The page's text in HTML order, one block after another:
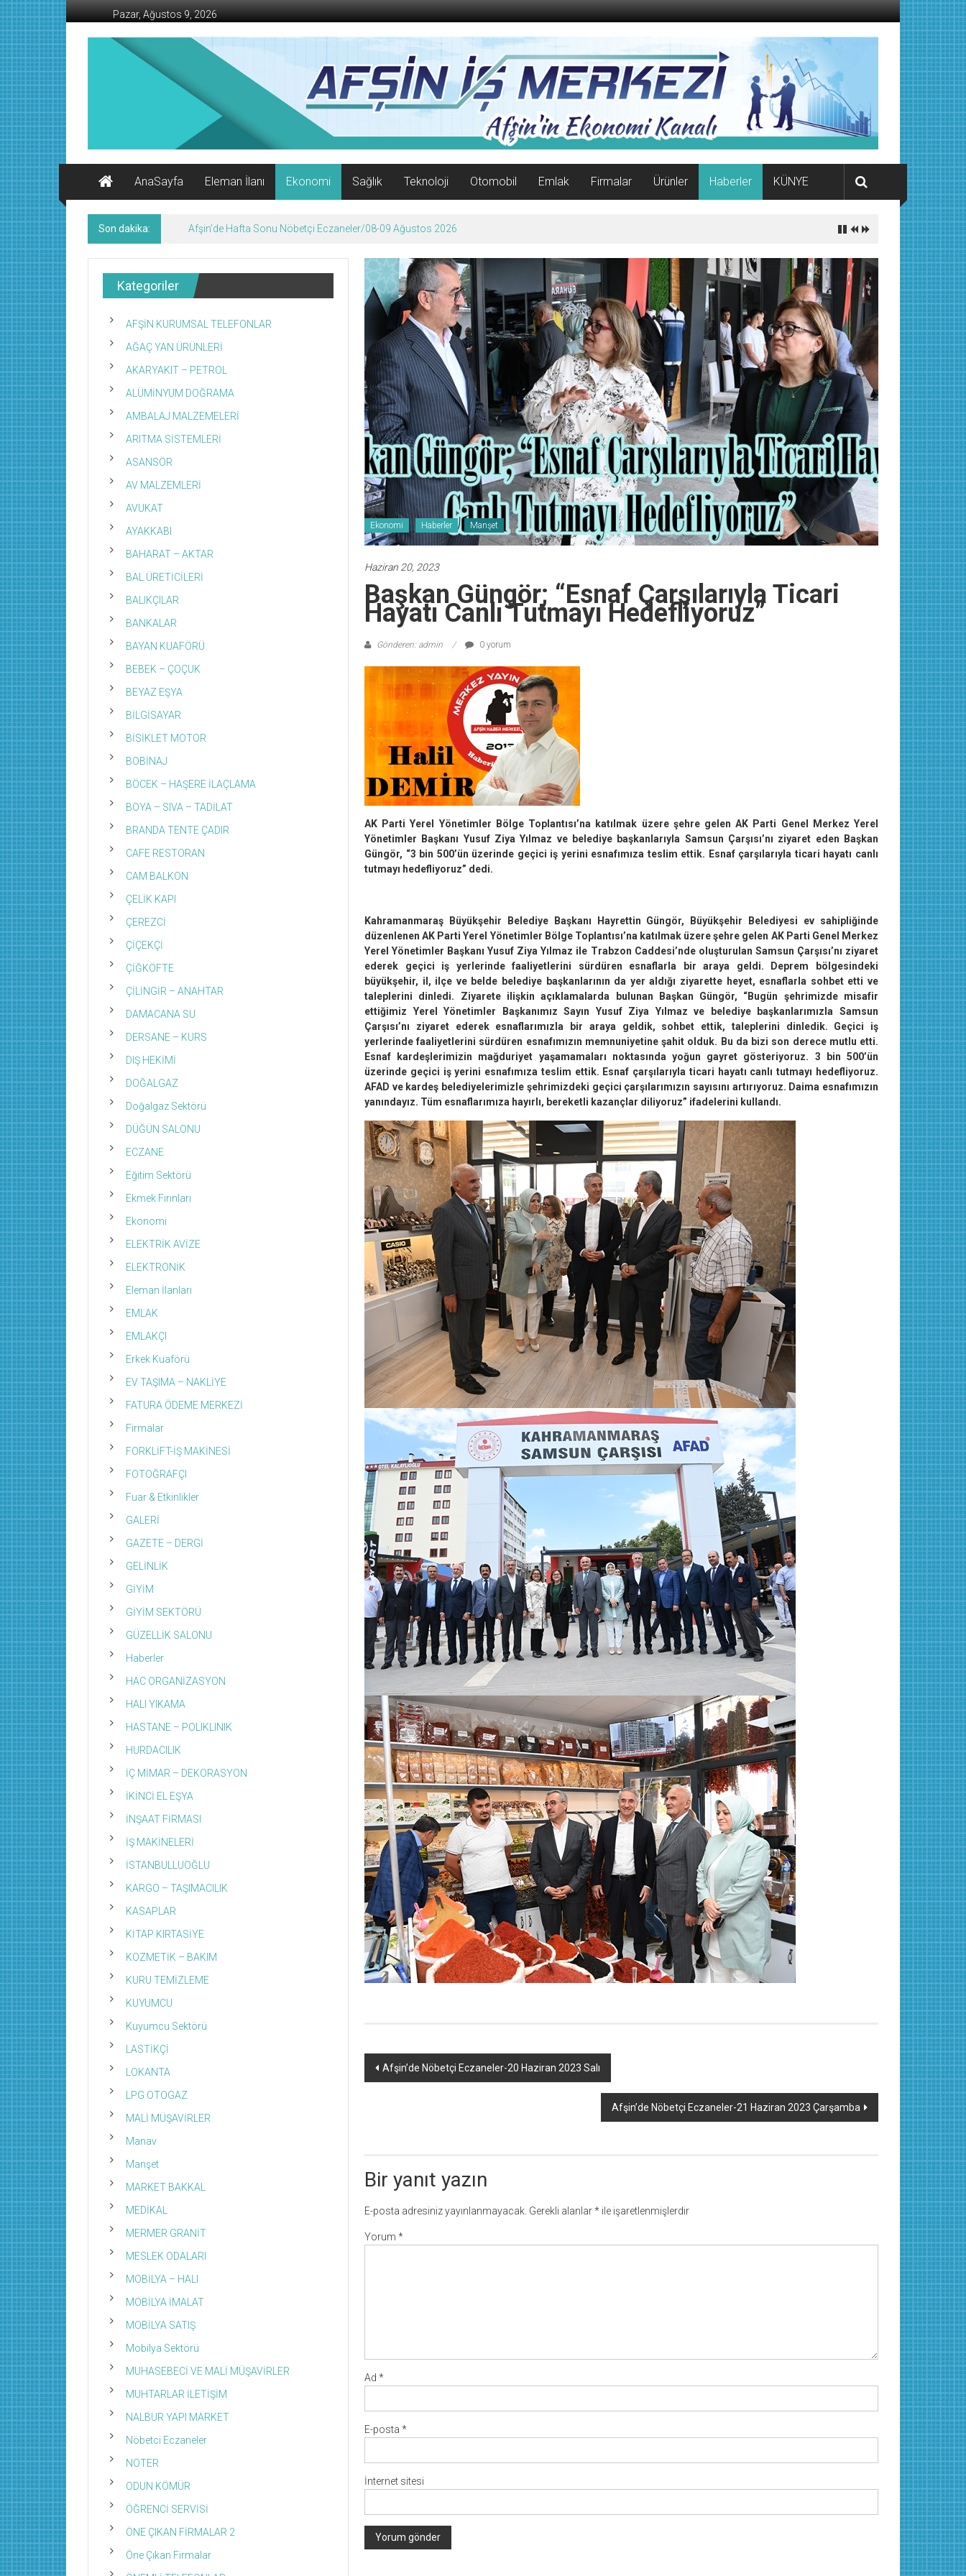
İçeriğe
geç
Pazar, Ağustos 9, 2026
AFŞİN
Ekonomi
Kanalı
AnaSayfa
Eleman İlanı Ekonomi Sağlık Teknoloji Otomobil Emlak Firmalar Ürünler Haberler KÜNYE
Son dakika: KMTSO Yeni Hizmet Binası Törenle Açıldı!
Ekonomi Haberler Manşet
Haziran 20, 2023
Başkan Güngör; “Esnaf Çarşılarıyla Ticari
Hayatı Canlı Tutmayı Hedefliyoruz”
Gönderen: admin 0 yorum
AK Parti Yerel Yönetimler Bölge Toplantısı’na katılmak üzere şehre gelen AK Parti Genel Merkez Yerel
Yönetimler Başkanı Yusuf Ziya Yılmaz ve belediye başkanlarıyla Samsun Çarşısı’nı ziyaret eden Başkan
Güngör, “3 bin 500’ün üzerinde geçici iş yerini esnafımıza teslim ettik. Esnaf çarşılarıyla ticari hayatı canlı
tutmayı hedefliyoruz” dedi.
Kahramanmaraş Büyükşehir Belediye Başkanı Hayrettin Güngör, Büyükşehir Belediyesi ev sahipliğinde
düzenlenen AK Parti Yerel Yönetimler Bölge Toplantısı’na katılmak üzere şehre gelen AK Parti Genel Merkez
Yerel Yönetimler Başkanı Yusuf Ziya Yılmaz ile Trabzon Caddesi’nde oluşturulan Samsun Çarşısı’nı ziyaret
ederek geçici iş yerlerinde faaliyetlerini sürdüren esnaflarla bir araya geldi. Deprem bölgesindeki
büyükşehir, il, ilçe ve belde belediye başkanlarının da yer aldığı ziyarette heyet, esnaflarla sohbet etti ve
taleplerini dinledi. Ziyarete ilişkin açıklamalarda bulunan Başkan Güngör, “Bugün şehrimizde misafir
ettiğimiz Yerel Yönetimler Başkanımız Sayın Yusuf Ziya Yılmaz ve belediye başkanlarımızla Samsun
Çarşısı’nı ziyaret ederek esnaflarımızla bir araya geldik, sohbet ettik, taleplerini dinledik. Geçici iş
yerlerinde faaliyetlerini sürdüren esnafımızın memnuniyetine şahit olduk. Bu da bizi son derece mutlu etti.
Esnaf kardeşlerimizin mağduriyet yaşamamaları noktasında yoğun gayret gösteriyoruz. 3 bin 500’ün
üzerinde geçici iş yerini esnafımıza teslim ettik. Esnaf çarşılarıyla ticari hayatı canlı tutmayı hedefliyoruz.
AFAD ve kardeş belediyelerimizle şehrimizdeki geçici çarşılarımızın sayısını artırıyoruz. Daima esnafımızın
yanındayız. Tüm esnaflarımıza hayırlı, bereketli kazançlar diliyoruz” ifadelerini kullandı.
Yazı
Afşin’de Nöbetçi Eczaneler-20 Haziran 2023 Salı
Afşin’de Nöbetçi Eczaneler-21 Haziran 2023 Çarşamba
Bir yanıt yazın
E-posta adresiniz yayınlanmayacak. Gerekli alanlar* ile işaretlenmişlerdir
Yorum *
Ad *
E-posta *
İnternet sitesi
Kategoriler
AFŞİN KURUMSAL TELEFONLAR
AĞAÇ YAN ÜRÜNLERİ
AKARYAKIT – PETROL
ALÜMİNYUM DOĞRAMA
AMBALAJ MALZEMELERİ
ARITMA SİSTEMLERİ
ASANSÖR
AV MALZEMLERİ
AVUKAT
AYAKKABI
BAHARAT – AKTAR
BAL ÜRETİCİLERİ
BALIKÇILAR
BANKALAR
BAYAN KUAFÖRÜ
BEBEK – ÇOÇUK
BEYAZ EŞYA
BİLGİSAYAR
BİSİKLET MOTOR
BOBİNAJ
BÖCEK – HAŞERE İLAÇLAMA
BOYA – SIVA – TADİLAT
BRANDA TENTE ÇADIR
CAFE RESTORAN
CAM BALKON
ÇELİK KAPI
ÇEREZCİ
ÇİÇEKÇİ
ÇİĞKÖFTE
ÇİLİNGİR – ANAHTAR
DAMACANA SU
DERSANE – KURS
DIŞ HEKİMİ
DOĞALGAZ
Doğalgaz Sektörü
DÜĞÜN SALONU
ECZANE
Eğitim Sektörü
Ekmek Fırınları
Ekonomi
ELEKTRİK AVİZE
ELEKTRONİK
Eleman İlanları
EMLAK
EMLAKÇI
Erkek Kuaförü
EV TAŞIMA – NAKLİYE
FATURA ÖDEME MERKEZİ
Firmalar
FORKLİFT-İŞ MAKİNESİ
FOTOĞRAFÇI
Fuar & Etkinlikler
GALERİ
GAZETE – DERGİ
GELİNLİK
GİYİM
GİYİM SEKTÖRÜ
GÜZELLİK SALONU
Haberler
HAC ORGANİZASYON
HALI YIKAMA
HASTANE – POLIKLINIK
HURDACILIK
İÇ MİMAR – DEKORASYON
İKİNCİ EL EŞYA
İNŞAAT FİRMASI
İŞ MAKİNELERİ
İSTANBULLUOĞLU
KARGO – TAŞIMACILIK
KASAPLAR
KİTAP KIRTASİYE
KOZMETİK – BAKIM
KURU TEMİZLEME
KUYUMCU
Kuyumcu Sektörü
LASTİKÇİ
LOKANTA
LPG OTOGAZ
MALİ MÜŞAVİRLER
Manav
Manşet
MARKET BAKKAL
MEDİKAL
MERMER GRANİT
MESLEK ODALARI
MOBİLYA – HALI
MOBİLYA İMALAT
MOBİLYA SATIŞ
Mobilya Sektörü
MUHASEBECİ VE MALİ MÜŞAVİRLER
MUHTARLAR İLETİŞİM
NALBUR YAPI MARKET
Nöbetci Eczaneler
NOTER
ODUN KÖMÜR
ÖĞRENCİ SERVİSİ
ÖNE ÇIKAN FİRMALAR 2
Öne Çıkan Firmalar